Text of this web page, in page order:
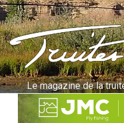
Aller
au
contenu
principalTruites
Le magazine de la